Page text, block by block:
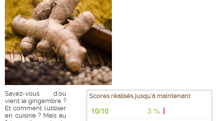
Scores réalisés jusqu'à maintenant
Savez-vous d'où
vient le gingembre ?
Et comment l'utiliser
en cuisine ? Mais au